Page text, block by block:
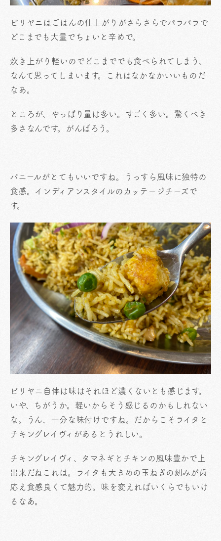
ビリヤニはごはんの仕上がりがさらさらでパラパラで
どこまでも大量でちょいと辛めで。
炊き上がり軽いのでどこまででも食べられてしまう、
なんて思ってしまいます。これはなかなかいいものだ
なあ。
ところが、やっぱり量は多い。すごく多い。驚くべき
多さなんです。がんばろう。
パニールがとてもいいですね。うっすら風味に独特の
食感。インディアンスタイルのカッテージチーズで
す。
ビリヤニ自体は味はそれほど濃くないとも感じます。
いや、ちがうか。軽いからそう感じるのかもしれない
な。うん、十分な味付けですね。だからこそライタと
チキングレイヴィがあるとうれしい。
チキングレイヴィ、タマネギとチキンの風味豊かで上
出来だねこれは。ライタも大きめの玉ねぎの刻みが歯
応え食感良くて魅力的。味を変えればいくらでもいけ
るなあ。